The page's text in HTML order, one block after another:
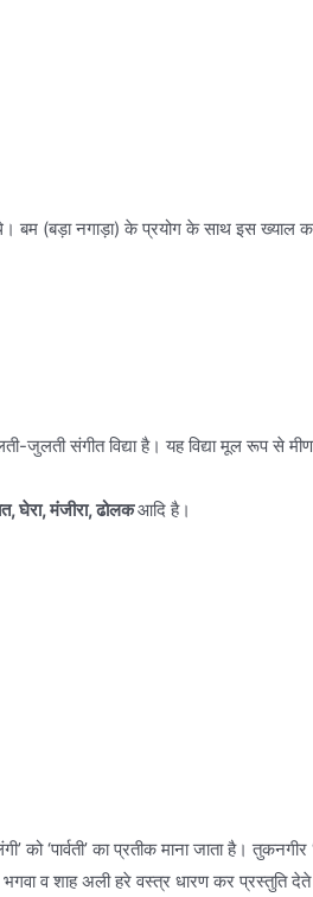
(बड़ा नगाड़ा) के प्रयोग के साथ इस ख्याल का
जुलती संगीत विद्या है। यह विद्या मूल रूप से
घेरा, मंजीरा, ढोलकआदि है।
को ‘पार्वती’ का प्रतीक माना जाता है।
व शाह अली हरे वस्त्र धारण कर प्रस्तुति